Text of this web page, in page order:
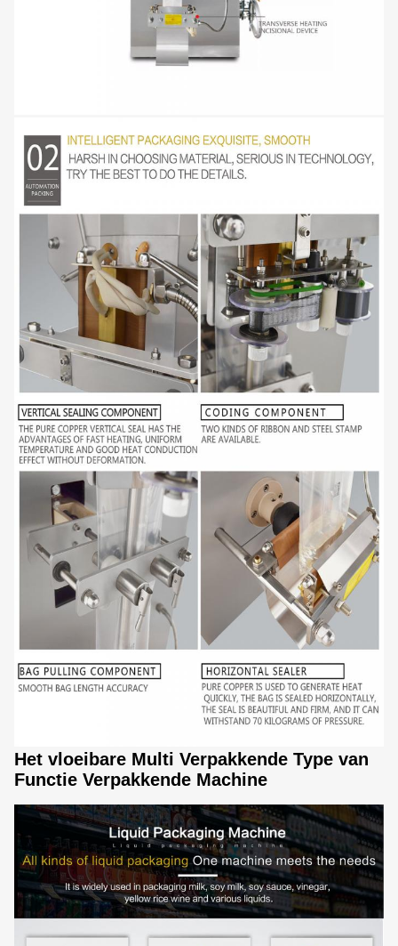
Het vloeibare Multi Verpakkende Type van
Functie Verpakkende Machine